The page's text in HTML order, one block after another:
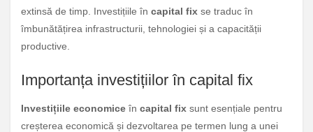
extinsă de timp. Investițiile în capital fix se traduc în
îmbunătățirea infrastructurii, tehnologiei și a capacității
productive.
Importanța investițiilor în capital fix
Investițiile economice în capital fix sunt esențiale pentru
creșterea economică și dezvoltarea pe termen lung a unei